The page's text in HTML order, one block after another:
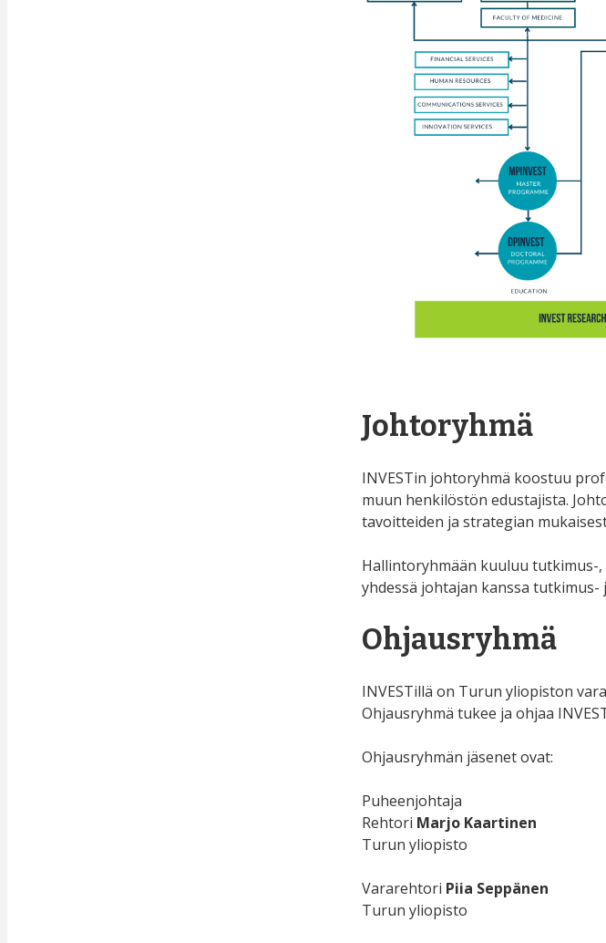
Johtoryhmä
INVESTin johtoryhmä koostuu
muun henkilöstön edustajista.
tavoitteiden ja strategian
Hallintoryhmään kuuluu tutkimus-
yhdessä johtajan kanssa
Ohjausryhmä
INVESTillä on Turun yliopiston
Ohjausryhmä tukee ja ohjaa
Ohjausryhmän jäsenet ovat:
Puheenjohtaja
Rehtori Marjo Kaartinen
Turun yliopisto
Vararehtori Piia Seppänen
Turun yliopisto